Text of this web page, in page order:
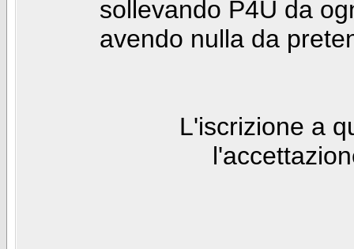
sollevando P4U da
avendo nulla da
L'iscrizione a